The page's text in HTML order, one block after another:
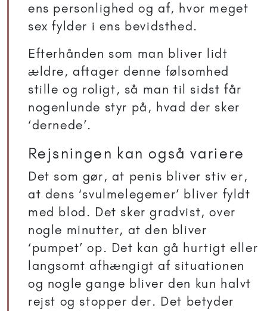
ens personlighed og af, hvor meget
sex fylder i ens bevidsthed.
Efterhånden som man bliver lidt
ældre, aftager denne følsomhed
stille og roligt, så man til sidst får
nogenlunde styr på, hvad der sker
‘dernede’.
Rejsningen kan også variere
Det som gør, at penis bliver stiv er,
at dens ‘svulmelegemer’ bliver fyldt
med blod. Det sker gradvist, over
nogle minutter, at den bliver
‘pumpet’ op. Det kan gå hurtigt eller
langsomt afhængigt af situationen
og nogle gange bliver den kun halvt
rejst og stopper der. Det betyder